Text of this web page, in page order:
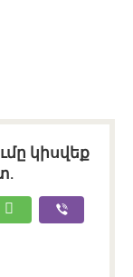
կիսվեք